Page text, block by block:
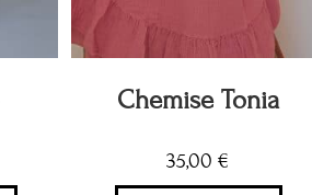
Chemise Tonia
35,00 €